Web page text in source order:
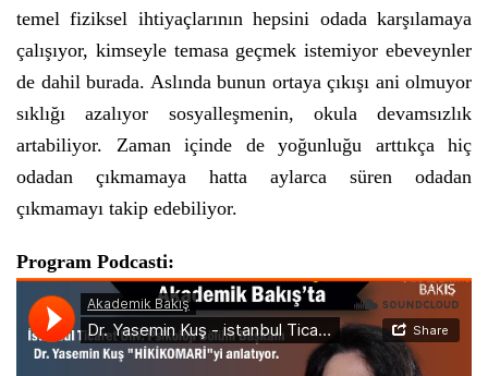
temel fiziksel ihtiyaçlarının hepsini odada karşılamaya
çalışıyor, kimseyle temasa geçmek istemiyor ebeveynler
de dahil burada. Aslında bunun ortaya çıkışı ani olmuyor
sıklığı azalıyor sosyalleşmenin, okula devamsızlık
artabiliyor. Zaman içinde de yoğunluğu arttıkça hiç
odadan çıkmamaya hatta aylarca süren odadan
çıkmamayı takip edebiliyor.
Program Podcasti: